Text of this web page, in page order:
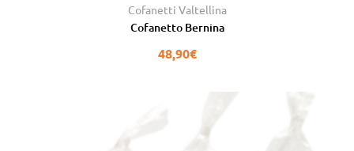
Valutato5.00
Cofanetti Valtellina
Cofanetto Bernina
48,90€